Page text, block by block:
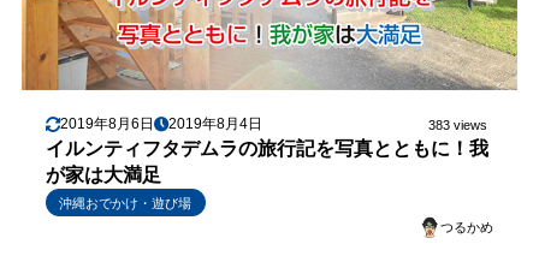
2019年8月6日 2019年8月4日 383 views
イルンティフタデムラの旅行記を写真とともに！我
が家は大満足
沖縄おでかけ・遊び場
つるかめ